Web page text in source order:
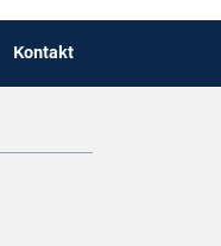
Kontakt